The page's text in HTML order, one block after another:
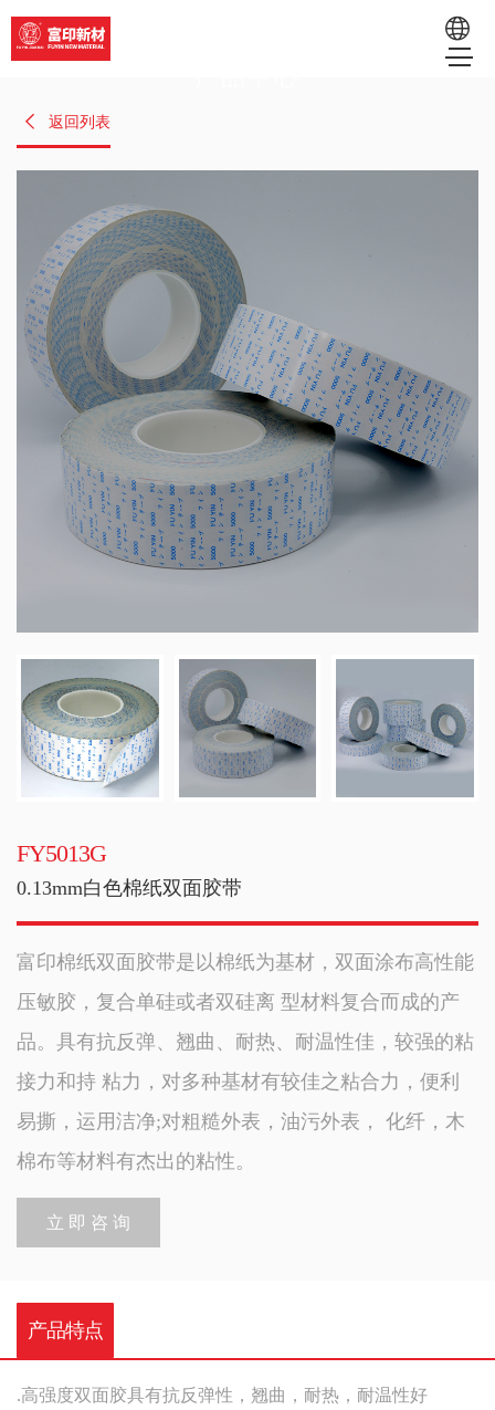
RU
返回列表
FY5013G
0.13mm白色棉纸双面胶带
富印棉纸双面胶带是以棉纸为基材，双面涂布高性能
压敏胶，复合单硅或者双硅离 型材料复合而成的产
品。具有抗反弹、翘曲、耐热、耐温性佳，较强的粘
接力和持 粘力，对多种基材有较佳之粘合力，便利
易撕，运用洁净;对粗糙外表，油污外表， 化纤，木
棉布等材料有杰出的粘性。
立 即 咨 询
产品特点
.高强度双面胶具有抗反弹性，翘曲，耐热，耐温性好